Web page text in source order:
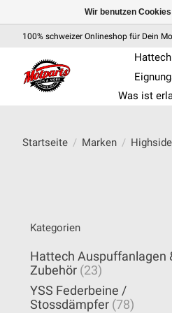
100% schweizer Onlineshop für Dein
Was ist
Startseite / Marken /
Kategorien
Hattech Auspuffanlagen
Zubehör (23)
YSS Federbeine /
Stossdämpfer (78)
Wir benutzen